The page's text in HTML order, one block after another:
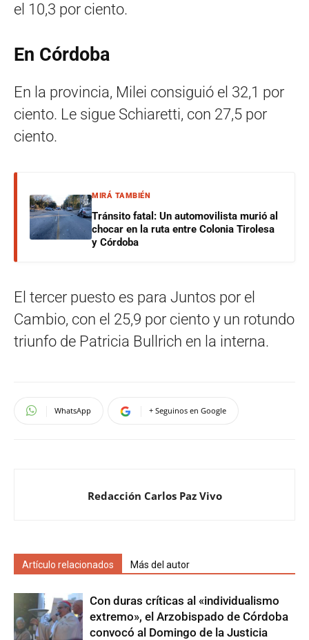
el 10,3 por ciento.
En Córdoba
En la provincia, Milei consiguió el 32,1 por
ciento. Le sigue Schiaretti, con 27,5 por
ciento.
MIRÁ TAMBIÉN
Tránsito fatal: Un automovilista murió al
chocar en la ruta entre Colonia Tirolesa
y Córdoba
El tercer puesto es para Juntos por el
Cambio, con el 25,9 por ciento y un rotundo
triunfo de Patricia Bullrich en la interna.
WhatsApp + Seguinos en Google
Redacción Carlos Paz Vivo
Artículo relacionados Más del autor
Con duras críticas al «individualismo
extremo», el Arzobispado de Córdoba
convocó al Domingo de la Justicia